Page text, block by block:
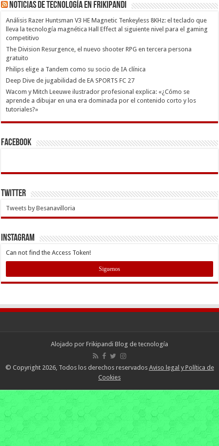
Noticias de Tecnología en Frikipandi
Análisis Razer Huntsman V3 HE Magnetic Tenkeyless 8KHz: el teclado que
lleva la tecnología magnética Hall Effect al siguiente nivel para el gaming
competitivo
The Division Resurgence, el nuevo shooter RPG en tercera persona
gratuito
Philips elige a Tandem como su socio de IA clínica
Deep Dive de jugabilidad de EA SPORTS FC 27
Wacom y Mitch Leeuwe ilustrador profesional explica: «¿Cómo se
aprende a dibujar en una era dominada por el contenido corto y los
tutoriales?»
Facebook
Twitter
Tweets by Besanavilloria
INSTAGRAM
Can not find the Access Token!
Siguenos
Alojado por Frikipandi Blog de tecnología
© Copyright 2026, Todos los derechos reservados Aviso legal y Política de
Cookies